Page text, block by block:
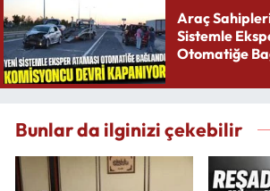
Araç
Sistemle
Otomatiğe
Bunlar da ilginizi çekebilir